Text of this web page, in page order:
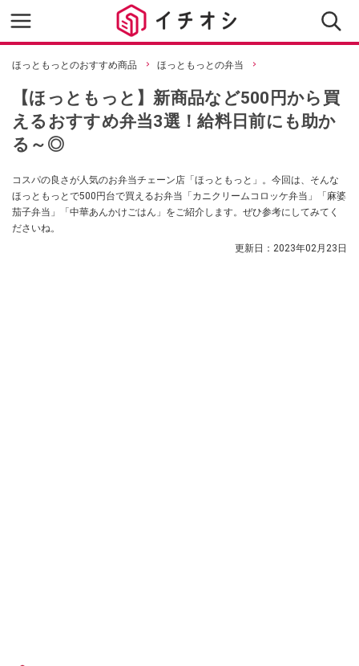
ほっともっとのおすすめ商品 ほっともっとの弁当
【ほっともっと】新商品など500円から買
えるおすすめ弁当3選！給料日前にも助か
る～◎
コスパの良さが人気のお弁当チェーン店「ほっともっと」。今回は、そんな
ほっともっとで500円台で買えるお弁当「カニクリームコロッケ弁当」「麻婆
茄子弁当」「中華あんかけごはん」をご紹介します。ぜひ参考にしてみてく
ださいね。
更新日： 2023年02月23日